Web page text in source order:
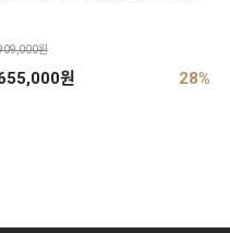
원
원 28%